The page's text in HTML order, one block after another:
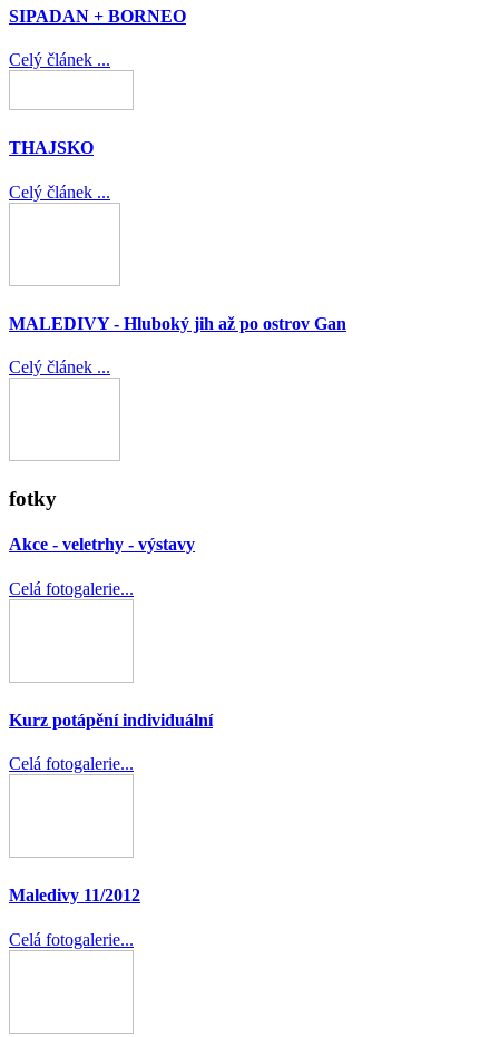
SIPADAN + BORNEO
Celý článek ...
THAJSKO
Celý článek ...
MALEDIVY - Hluboký jih až po ostrov Gan
Celý článek ...
fotky
Akce - veletrhy - výstavy
Celá fotogalerie...
Kurz potápění individuální
Celá fotogalerie...
Maledivy 11/2012
Celá fotogalerie...